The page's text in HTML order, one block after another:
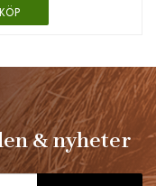
KÖP
& nyheter